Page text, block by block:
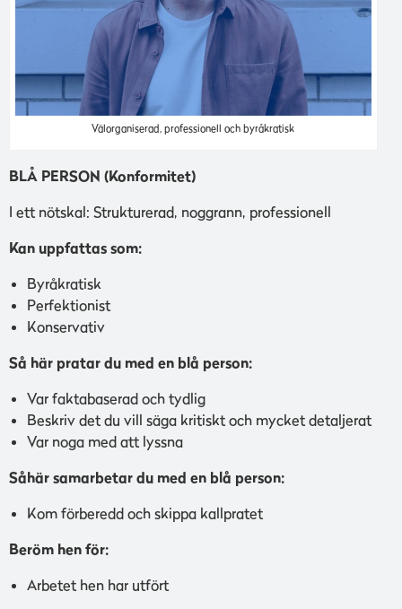
Välorganiserad, professionell och byråkratisk
BLÅ PERSON (Konformitet)
I ett nötskal: Strukturerad, noggrann, professionell
Kan uppfattas som:
Byråkratisk
Perfektionist
Konservativ
Så här pratar du med en blå person:
Var faktabaserad och tydlig
Beskriv det du vill säga kritiskt och mycket detaljerat
Var noga med att lyssna
Såhär samarbetar du med en blå person:
Kom förberedd och skippa kallpratet
Beröm hen för:
Arbetet hen har utfört